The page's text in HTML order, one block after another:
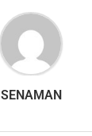
SENAMAN